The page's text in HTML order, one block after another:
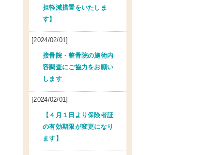
担軽減措置をいたしま
す】
[2024/02/01]
接骨院・整骨院の施術内
容調査にご協力をお願い
します
[2024/02/01]
【４月１日より保険者証
の有効期限が変更になり
ます】